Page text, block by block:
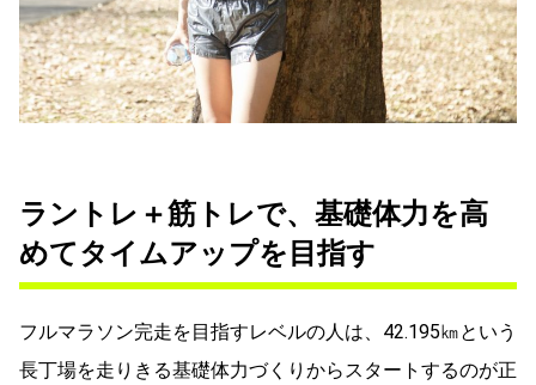
ラントレ＋筋トレで、基礎体力を高
めてタイムアップを目指す
フルマラソン完走を目指すレベルの人は、42.195㎞という
長丁場を走りきる基礎体力づくりからスタートするのが正